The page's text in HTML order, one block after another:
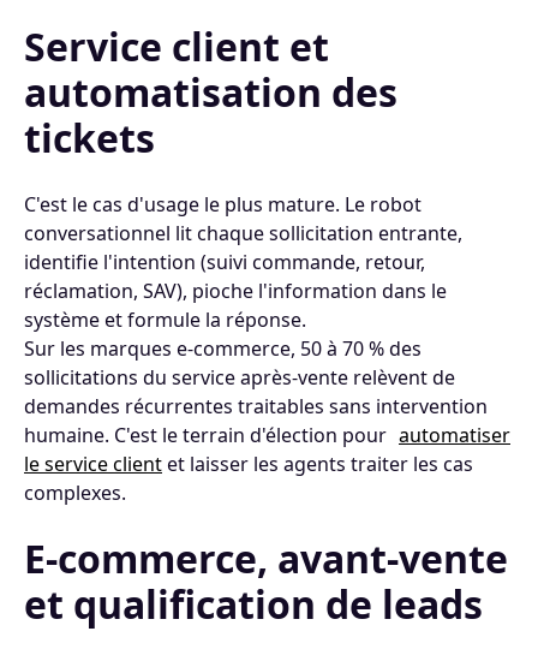
Service client et
automatisation des
tickets
C'est le cas d'usage le plus mature. Le robot
conversationnel lit chaque sollicitation entrante,
identifie l'intention (suivi commande, retour,
réclamation, SAV), pioche l'information dans le
système et formule la réponse.
Sur les marques e-commerce, 50 à 70 % des
sollicitations du service après-vente relèvent de
demandes récurrentes traitables sans intervention
humaine. C'est le terrain d'élection pour automatiser
le service clientet laisser les agents traiter les cas
complexes.
E-commerce, avant-vente
et qualification de leads